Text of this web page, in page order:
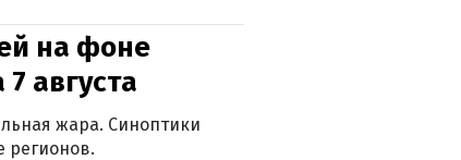
на фоне
августа
жара. Синоптики
регионов.